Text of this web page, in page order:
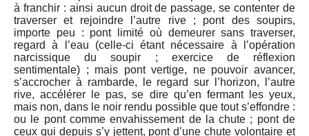
à franchir : ainsi aucun droit de passage, se contenter de
traverser et rejoindre l’autre rive ; pont des soupirs,
importe peu : pont limité où demeurer sans traverser,
regard à l’eau (celle-ci étant nécessaire à l’opération
narcissique du soupir ; exercice de réflexion
sentimentale) ; mais pont vertige, ne pouvoir avancer,
s’accrocher à rambarde, le regard sur l’horizon, l’autre
rive, accélérer le pas, se dire qu’en fermant les yeux,
mais non, dans le noir rendu possible que tout s’effondre :
ou le pont comme envahissement de la chute ; pont de
ceux qui depuis s’y jettent, pont d’une chute volontaire et